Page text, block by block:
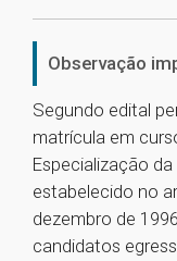
Observação
Segundo edital
matrícula em
Especialização
estabelecido no
dezembro de
candidatos